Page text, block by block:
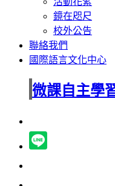
鏡在咫尺
校外公告
聯絡我們
國際語言文化中心
微課自主學